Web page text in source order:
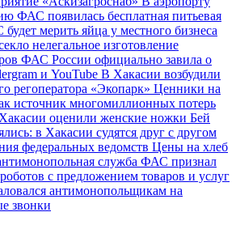
ФАС появилась бесплатная питьевая
мерить яйца у местного бизнеса
нелегальное изготовление
ФАС России официально завила о
и YouTube В Хакасии возбудили
регоператора «Экопарк» Ценники на
источник многомиллионных потерь
оценили женские ножки Бей
в Хакасии судятся друг с другом
федеральных ведомств Цены на хлеб
служба ФАС признал
с предложением товаров и услуг
антимонопольщикам на
звонки